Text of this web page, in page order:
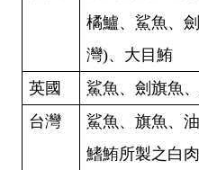
橘鱸、鯊魚、
灣)、大目鮪
英國
鯊魚、劍旗魚
台灣
鯊魚、旗魚、
鰭鮪所製之白